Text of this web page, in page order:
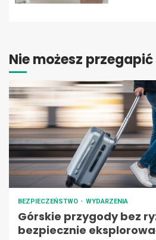
Nie możesz przegapić
BEZPIECZEŃSTWO WYDARZENIA
Górskie przygody bez
bezpiecznie